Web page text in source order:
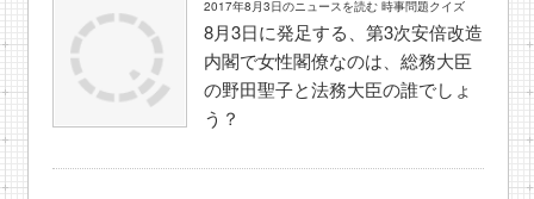
2017年8月3日のニュースを読む 時事問題クイズ
8月3日に発足する、第3次安倍改造
内閣で女性閣僚なのは、総務大臣
の野田聖子と法務大臣の誰でしょ
う？